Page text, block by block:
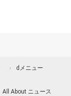
dメニュー
All About ニュース